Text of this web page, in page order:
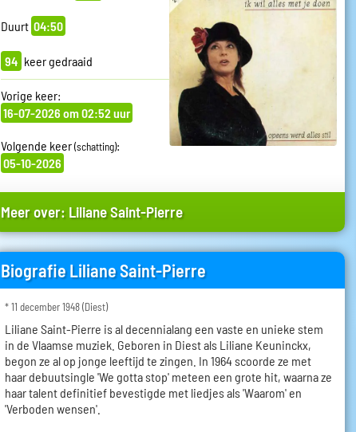
Duurt 04:50
94 keer gedraaid
Vorige keer:
16-07-2026 om 02:52 uur
Volgende keer(schatting):
05-10-2026
Meer over: Liliane Saint-Pierre
Biografie Liliane Saint-Pierre
* 11 december 1948 (Diest)
Liliane Saint-Pierre is al decennialang een vaste en unieke stem
in de Vlaamse muziek. Geboren in Diest als Liliane Keuninckx,
begon ze al op jonge leeftijd te zingen. In 1964 scoorde ze met
haar debuutsingle 'We gotta stop' meteen een grote hit, waarna ze
haar talent definitief bevestigde met liedjes als 'Waarom' en
'Verboden wensen'.